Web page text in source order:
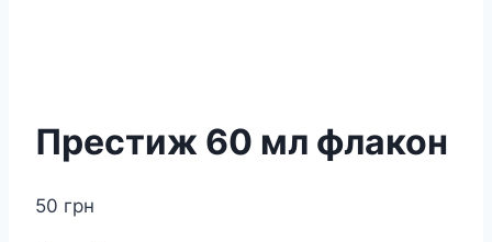
Престиж 60 мл флакон
50 грн